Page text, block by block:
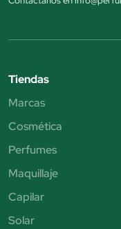
Tiendas
Marcas
Cosmética
Perfumes
Maquillaje
Capilar
Solar